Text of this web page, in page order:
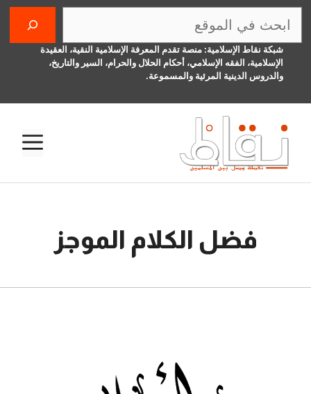
انتقل
المحتوىشبكة نقاط الإسلامية: منصة تقدم المعرفة الإسلامية النقية، العقيدة
الإسلامية، الفقه الإسلامي، أحكام الحلال والحرام، السير والتاريخ،
والدروس الدينية المرئية والمسموعة.
فضل الكلام الموجز